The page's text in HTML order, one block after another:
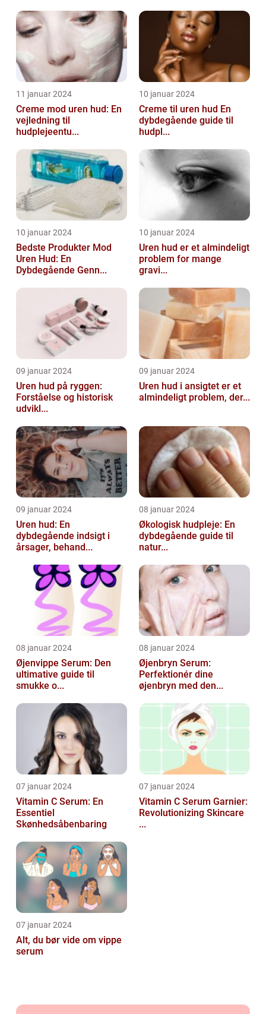
11 januar 2024
Creme mod uren hud: En
vejledning til
hudplejeentu...
10 januar 2024
Creme til uren hud En
dybdegående guide til
hudpl...
10 januar 2024
Bedste Produkter Mod
Uren Hud: En
Dybdegående Genn...
10 januar 2024
Uren hud er et almindeligt
problem for mange
gravi...
09 januar 2024
Uren hud på ryggen:
Forståelse og historisk
udvikl...
09 januar 2024
Uren hud i ansigtet er et
almindeligt problem, der...
09 januar 2024
Uren hud: En
dybdegående indsigt i
årsager, behand...
08 januar 2024
Økologisk hudpleje: En
dybdegående guide til
natur...
08 januar 2024
Øjenvippe Serum: Den
ultimative guide til
smukke o...
08 januar 2024
Øjenbryn Serum:
Perfektionér dine
øjenbryn med den...
07 januar 2024
Vitamin C Serum: En
Essentiel
Skønhedsåbenbaring
07 januar 2024
Vitamin C Serum Garnier:
Revolutionizing Skincare
...
07 januar 2024
Alt, du bør vide om vippe
serum